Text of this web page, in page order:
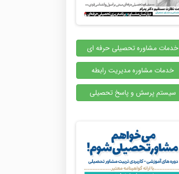
خدمات مشاوره تحصیلی حرفه ای
خدمات مشاوره مدیریت رابطه
سیستم پرسش و پاسخ تحصیلی